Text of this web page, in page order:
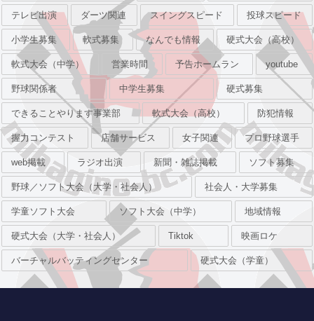
テレビ出演 ダーツ関連 スイングスピード 投球スピード
小学生募集 軟式募集 なんでも情報 硬式大会（高校）
軟式大会（中学） 営業時間 予告ホームラン youtube
野球関係者 中学生募集 硬式募集
できることやります事業部 軟式大会（高校） 防犯情報
握力コンテスト 店舗サービス 女子関連 プロ野球選手
web掲載 ラジオ出演 新聞・雑誌掲載 ソフト募集
野球／ソフト大会（大学・社会人） 社会人・大学募集
学童ソフト大会 ソフト大会（中学） 地域情報
硬式大会（大学・社会人） Tiktok 映画ロケ
バーチャルバッティングセンター 硬式大会（学童）